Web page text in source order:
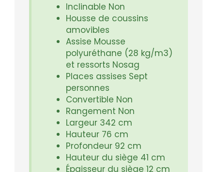
Inclinable Non
Housse de coussins
amovibles
Assise Mousse
polyuréthane (28 kg/m3)
et ressorts Nosag
Places assises Sept
personnes
Convertible Non
Rangement Non
Largeur 342 cm
Hauteur 76 cm
Profondeur 92 cm
Hauteur du siège 41 cm
Épaisseur du siège 12 cm